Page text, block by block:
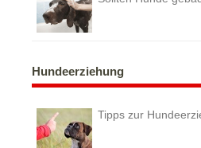
Hundeerziehung
Tipps zur